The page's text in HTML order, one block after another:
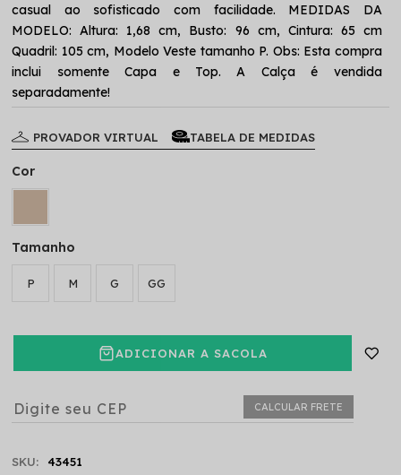
casual ao sofisticado com facilidade. MEDIDAS DA
MODELO: Altura: 1,68 cm, Busto: 96 cm, Cintura: 65 cm
Quadril: 105 cm, Modelo Veste tamanho P. Obs: Esta compra
inclui somente Capa e Top. A Calça é vendida
separadamente!
PROVADOR VIRTUAL TABELA DE MEDIDAS
Tamanho
P M G GG
Cor
ADICIONAR A SACOLA
CALCULAR FRETE
SKU: 43451